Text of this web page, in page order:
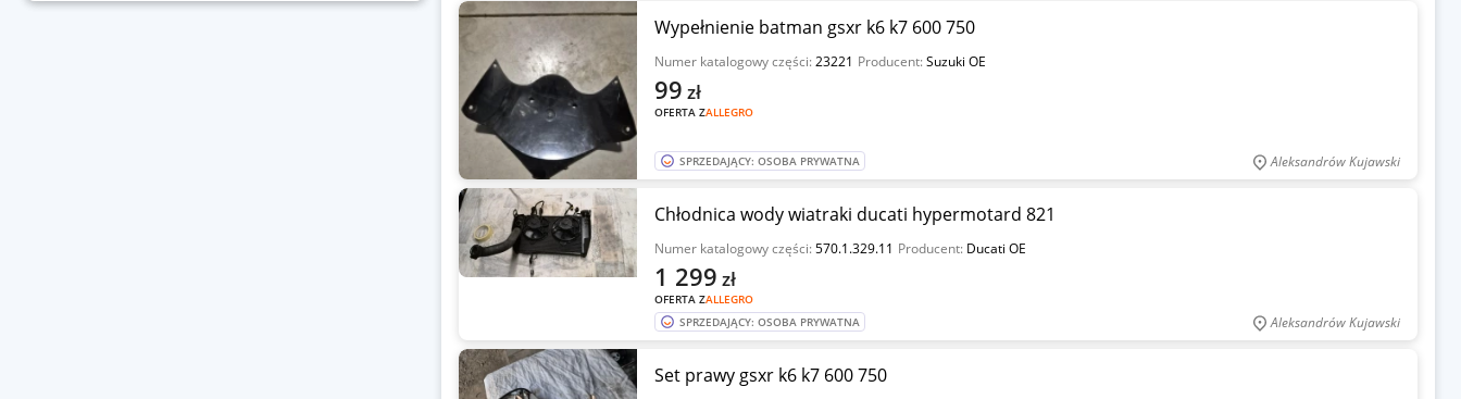
Wypełnienie batman gsxr k6 k7 600 750
Numer katalogowy części:23221 Producent:Suzuki OE
OFERTA ZALLEGRO
99 zł
SPRZEDAJĄCY: OSOBA PRYWATNA Aleksandrów Kujawski
Chłodnica wody wiatraki ducati hypermotard 821
Numer katalogowy części:570.1.329.11 Producent: Ducati OE
OFERTA ZALLEGRO
1 299 zł
SPRZEDAJĄCY: OSOBA PRYWATNA Aleksandrów Kujawski
Set prawy gsxr k6 k7 600 750